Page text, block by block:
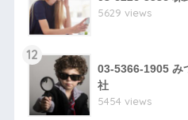
5629 views
12
03-5366-1905 み
社
5454 views